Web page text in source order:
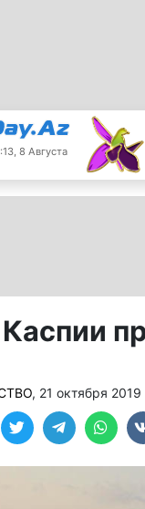
8 Августа
, 21 октября